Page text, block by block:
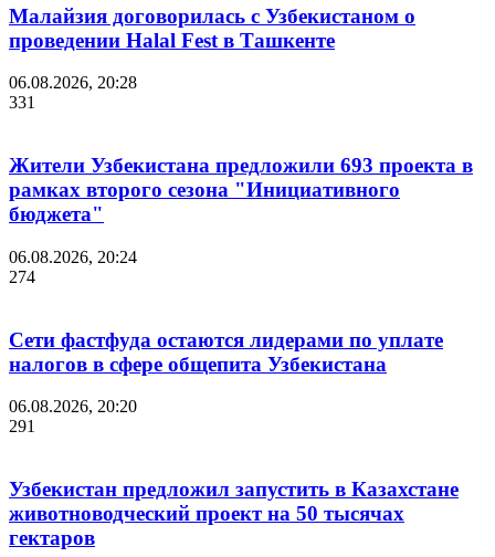
Малайзия договорилась с Узбекистаном о
проведении Halal Fest в Ташкенте
06.08.2026, 20:28
331
Жители Узбекистана предложили 693 проекта в
рамках второго сезона "Инициативного
бюджета"
06.08.2026, 20:24
274
Сети фастфуда остаются лидерами по уплате
налогов в сфере общепита Узбекистана
06.08.2026, 20:20
291
Узбекистан предложил запустить в Казахстане
животноводческий проект на 50 тысячах
гектаров